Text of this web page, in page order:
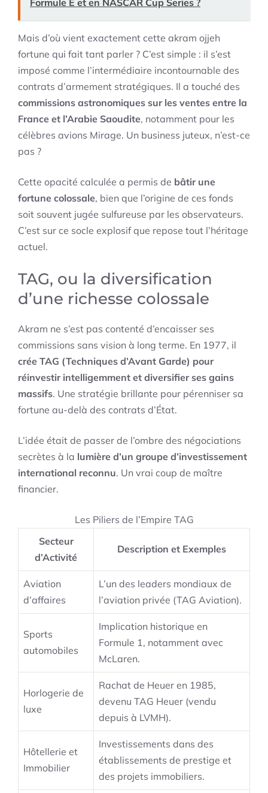
Formule E et en NASCAR Cup Series ?
Mais d’où vient exactement cette akram ojjeh
fortune qui fait tant parler ? C’est simple : il s’est
imposé comme l’intermédiaire incontournable des
contrats d’armement stratégiques. Il a touché des
commissions astronomiques sur les ventes entre la
France et l’Arabie Saoudite, notamment pour les
célèbres avions Mirage. Un business juteux, n’est-ce
pas ?
Cette opacité calculée a permis de bâtir une
fortune colossale, bien que l’origine de ces fonds
soit souvent jugée sulfureuse par les observateurs.
C’est sur ce socle explosif que repose tout l’héritage
actuel.
TAG, ou la diversification
d’une richesse colossale
Akram ne s’est pas contenté d’encaisser ses
commissions sans vision à long terme. En 1977, il
crée TAG (Techniques d’Avant Garde) pour
réinvestir intelligemment et diversifier ses gains
massifs. Une stratégie brillante pour pérenniser sa
fortune au-delà des contrats d’État.
L’idée était de passer de l’ombre des négociations
secrètes à la lumière d’un groupe d’investissement
international reconnu. Un vrai coup de maître
financier.
Les Piliers de l’Empire TAG
Secteur
d’Activité
Description et Exemples
Aviation
d’affaires
L’un des leaders mondiaux de
l’aviation privée (TAG Aviation).
Sports
automobiles
Implication historique en
Formule 1, notamment avec
McLaren.
Horlogerie de
luxe
Rachat de Heuer en 1985,
devenu TAG Heuer (vendu
depuis à LVMH).
Hôtellerie et
Immobilier
Investissements dans des
établissements de prestige et
des projets immobiliers.